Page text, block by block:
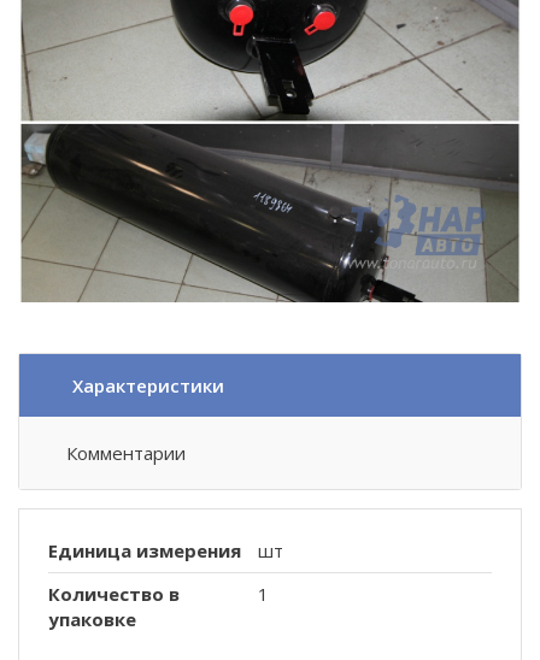
Характеристики
Комментарии
Единица измерения
шт
Количество в
упаковке
1